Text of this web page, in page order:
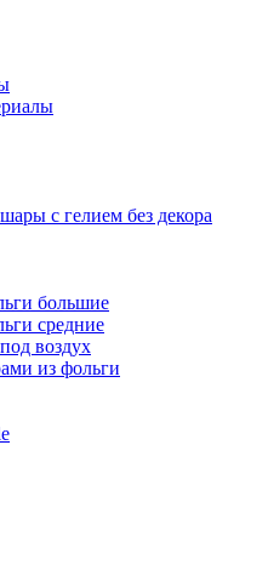
с гелием без декора
большие
средние
воздух
из фольги